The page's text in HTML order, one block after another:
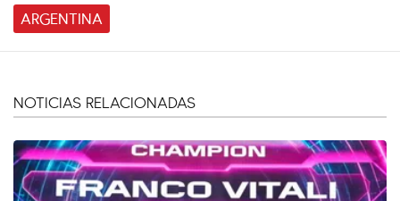
ARGENTINA
NOTICIAS RELACIONADAS